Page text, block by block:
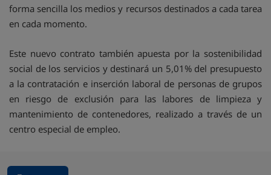
forma sencilla los medios y recursos destinados a cada tarea
en cada momento.
Este nuevo contrato también apuesta por la sostenibilidad
social de los servicios y destinará un 5,01% del presupuesto
a la contratación e inserción laboral de personas de grupos
en riesgo de exclusión para las labores de limpieza y
mantenimiento de contenedores, realizado a través de un
centro especial de empleo.